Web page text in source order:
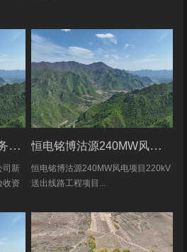
张家口京环环境资源服务有限公司新建环卫保障基地项目土地复垦验收资料
司新
收资
恒电铭博沽源240MW风电项目220kV送出线路工程项目土地复垦验收资料
恒电铭博沽源240MW风电项目220kV
送出线路工程项目...